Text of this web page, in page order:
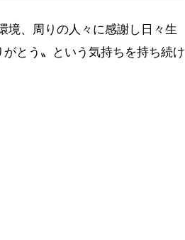
境、周りの人々に感謝し日々生
とう〟という気持ちを持ち続け